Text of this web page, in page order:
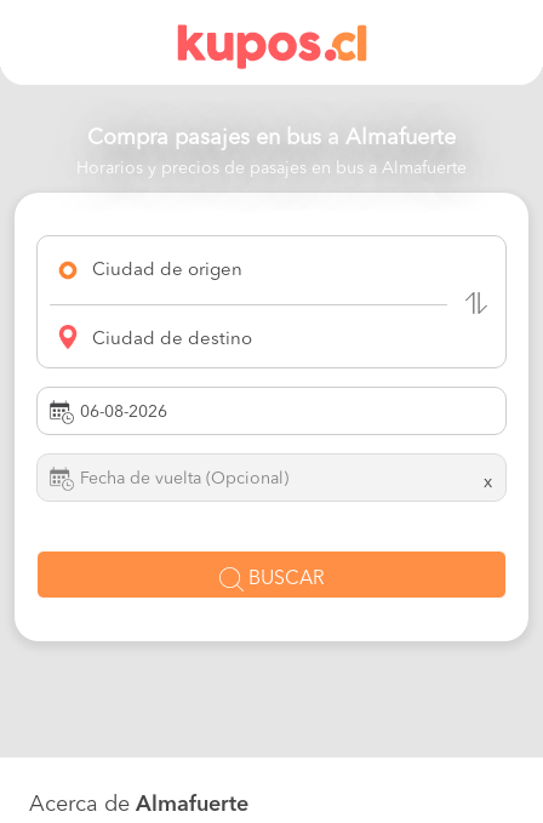
Compra pasajes en bus a Almafuerte
Horarios y precios de pasajes en bus a Almafuerte
Ciudad de origen
Ciudad de destino
x
BUSCAR
Acerca de Almafuerte